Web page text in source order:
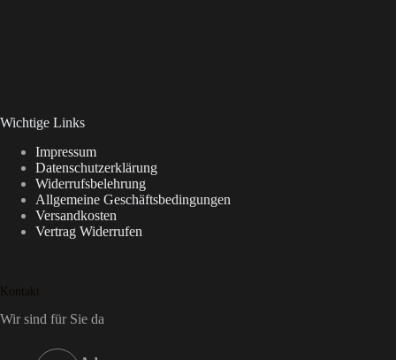
Wichtige Links
Impressum
Datenschutzerklärung
Widerrufsbelehrung
Allgemeine Geschäftsbedingungen
Versandkosten
Vertrag Widerrufen
Kontakt
Wir sind für Sie da